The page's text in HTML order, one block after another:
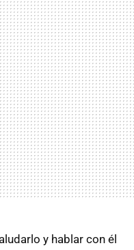
y hablar con él